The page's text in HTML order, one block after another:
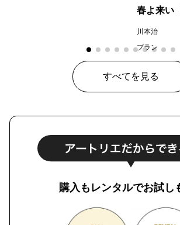
春よ来い
川本治
プラン
価格
すべてを見る
購入もレンタルでお試し